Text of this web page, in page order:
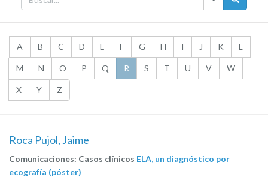
A B C D E F G H I J K L
M N O P Q R S T U V W
X Y Z
Roca Pujol, Jaime
Comunicaciones: Casos clínicos ELA, un diagnóstico por
ecografía (póster)